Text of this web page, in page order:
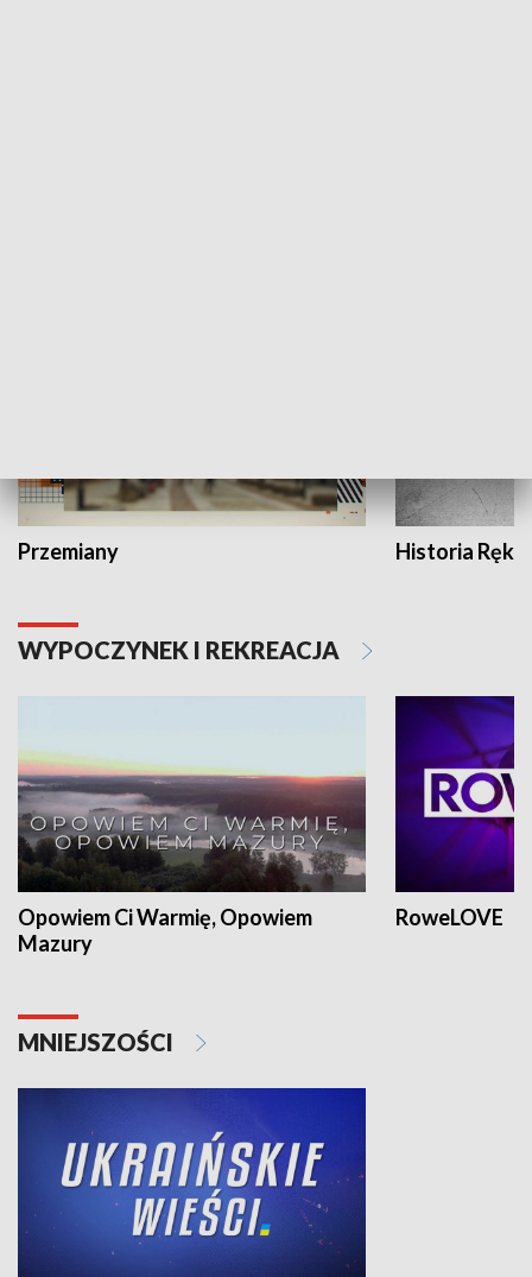
Przemiany Historia Ręką
WYPOCZYNEK I REKREACJA
Opowiem Ci Warmię, Opowiem
Mazury
RoweLOVE
MNIEJSZOŚCI